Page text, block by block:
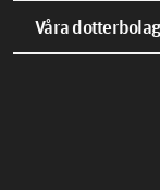
Våra dotterbolag